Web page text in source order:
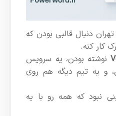
دنبال قالبی بودن که
کار کنه.
نوشته بودن، یه سرویس
و یه تیم دیگه هم روی
نبود که همه رو با یه